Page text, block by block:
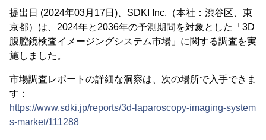
提出日 (2024年03月17日)、SDKI Inc.（本社：渋谷区、東
京都）は、2024年と2036年の予測期間を対象とした「3D
腹腔鏡検査イメージングシステム市場」に関する調査を実
施しました。
市場調査レポートの詳細な洞察は、次の場所で入手できま
す：
https://www.sdki.jp/reports/3d-laparoscopy-imaging-system
s-market/111288